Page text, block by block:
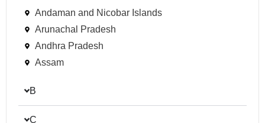
Andaman and Nicobar Islands
Arunachal Pradesh
Andhra Pradesh
Assam
B
C